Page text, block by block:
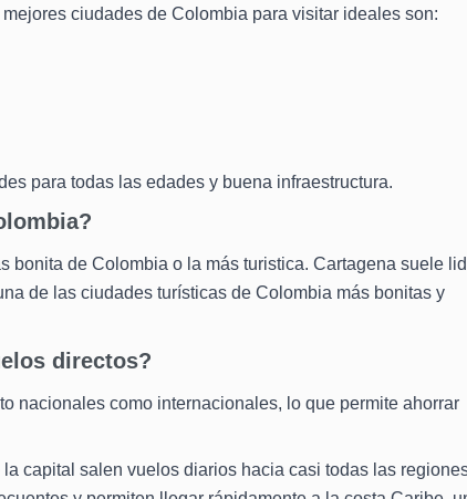
ciudades de Colombia para visitar ideales son:
para todas las edades y buena infraestructura.
bonita de Colombia o la más turistica. Cartagena suele
de las ciudades turísticas de Colombia más bonitas y
directos?
nacionales como internacionales, lo que permite ahorrar
capital salen vuelos diarios hacia casi todas las